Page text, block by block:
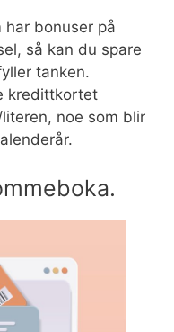
har bonuser på
så kan du spare
tanken.
kredittkortet
noe som blir